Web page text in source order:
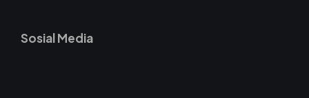
Sosial Media